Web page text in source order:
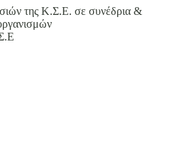
της Κ.Σ.Ε. σε συνέδρια &